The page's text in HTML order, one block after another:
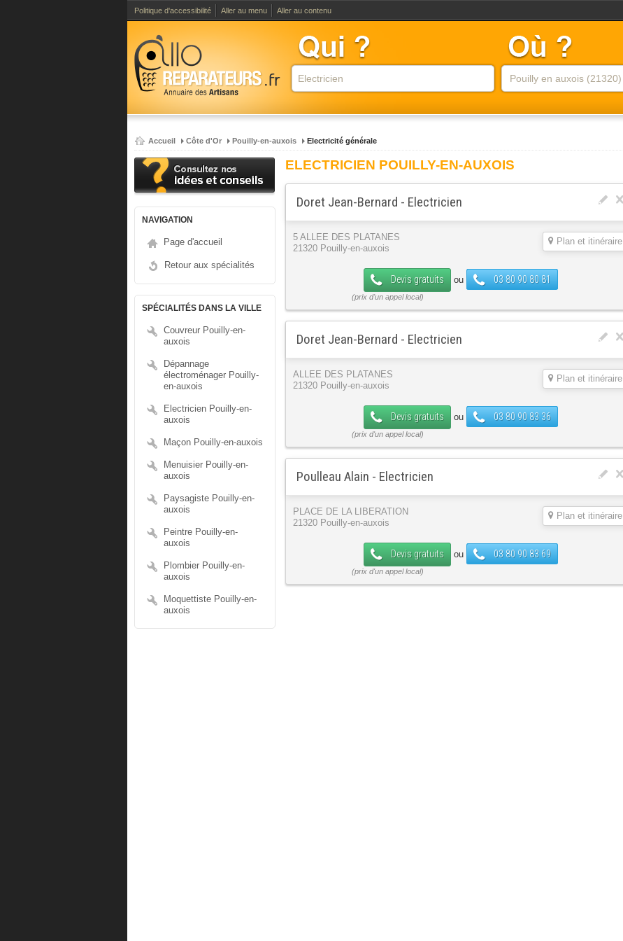
Politique d'accessibilité Aller au menu Aller au contenu
Accueil Côte d'Or Pouilly-en-auxois Electricité générale
NAVIGATION
Page d'accueil
Retour aux spécialités
SPÉCIALITÉS DANS LA VILLE
Couvreur Pouilly-en-
auxois
Dépannage
électroménager Pouilly-
en-auxois
Electricien Pouilly-en-
auxois
Maçon Pouilly-en-auxois
Menuisier Pouilly-en-
auxois
Paysagiste Pouilly-en-
auxois
Peintre Pouilly-en-
auxois
Plombier Pouilly-en-
auxois
Moquettiste Pouilly-en-
auxois
ELECTRICIEN POUILLY-EN-AUXOIS
Doret Jean-Bernard - Electricien
Plan et itinéraire
5 ALLEE DES PLATANES
21320 Pouilly-en-auxois
Devis gratuits ou 03 80 90 80 81
Doret Jean-Bernard - Electricien
Plan et itinéraire
ALLEE DES PLATANES
21320 Pouilly-en-auxois
Devis gratuits ou 03 80 90 83 36
Poulleau Alain - Electricien
Plan et itinéraire
PLACE DE LA LIBERATION
21320 Pouilly-en-auxois
Devis gratuits ou 03 80 90 83 69